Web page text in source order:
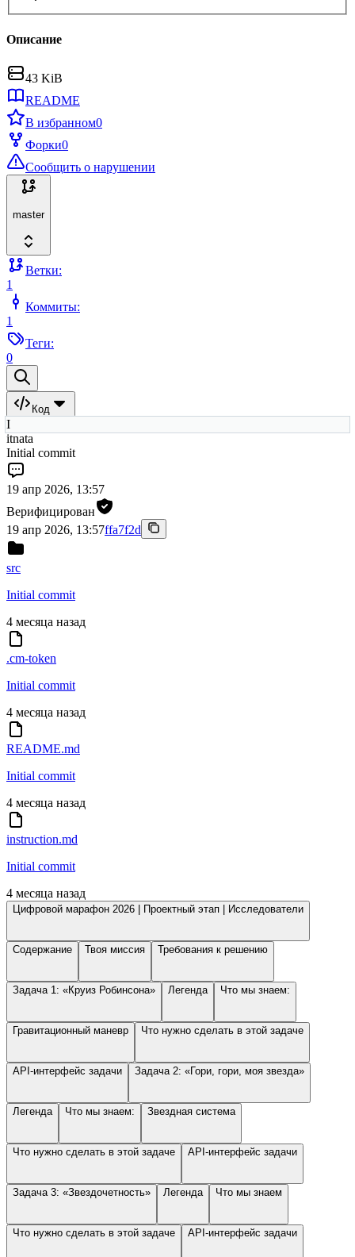
Описание
43 KiB
README
В избранном0
Форки0
Сообщить о нарушении
master
Ветки:
1
Коммиты:
1
Теги:
0
Код
I
itnata
Initial commit
19 апр 2026, 13:57
Верифицирован
19 апр 2026, 13:57ffa7f2d
src
Initial commit
4 месяца назад
.cm-token
Initial commit
4 месяца назад
README.md
Initial commit
4 месяца назад
instruction.md
Initial commit
4 месяца назад
Цифровой марафон 2026 | Проектный этап | Исследователи
Содержание Твоя миссия Требования к решению
Задача 1: «Круиз Робинсона» Легенда Что мы знаем:
Гравитационный маневр Что нужно сделать в этой задаче
API-интерфейс задачи Задача 2: «Гори, гори, моя звезда»
Легенда Что мы знаем: Звездная система
Что нужно сделать в этой задаче API-интерфейс задачи
Задача 3: «Звездочетность» Легенда Что мы знаем
Что нужно сделать в этой задаче API-интерфейс задачи